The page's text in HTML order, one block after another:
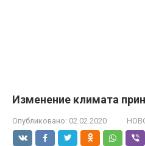
Изменение климата
Опубликовано: 02.02.2020